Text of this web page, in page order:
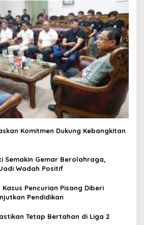
Komitmen Dukung Kebangkitan
Semakin Gemar Berolahraga,
Wadah Positif
Pencurian Pisang Diberi
Pendidikan
Tetap Bertahan di Liga 2